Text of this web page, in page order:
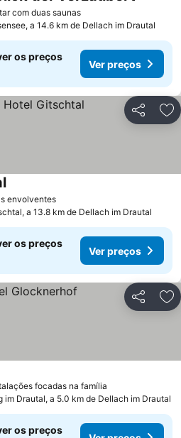
com duas saunas
a 14.6 km de Dellach im Drautal
os preços
Ver preços
Partilhar
envolventes
a 13.8 km de Dellach im Drautal
os preços
Ver preços
Partilhar
focadas na família
im Drautal, a 5.0 km de Dellach im Drautal
os preços